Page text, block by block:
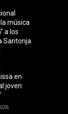
música
a los
Santonja
en
joven